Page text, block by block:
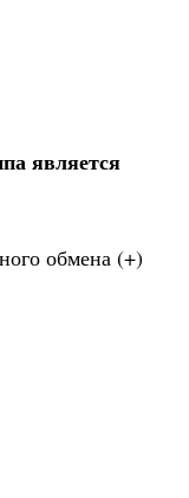
является
обмена (+)